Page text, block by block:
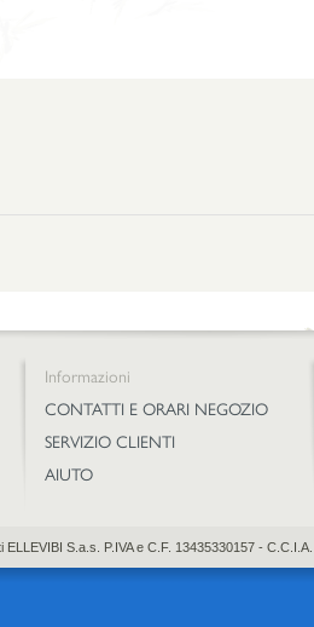
Informazioni
CONTATTI E ORARI NEGOZIO
SERVIZIO CLIENTI
AIUTO
ELLEVIBI S.a.s. P.IVA e C.F. 13435330157 -